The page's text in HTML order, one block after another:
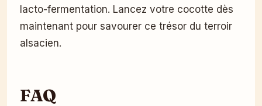
lacto-fermentation. Lancez votre cocotte dès
maintenant pour savourer ce trésor du terroir
alsacien.
FAQ